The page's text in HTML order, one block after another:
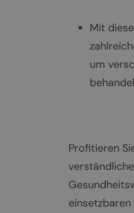
Mit
um
Profitieren